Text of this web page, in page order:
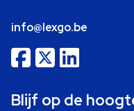
info@lexgo.be
Blijf op de